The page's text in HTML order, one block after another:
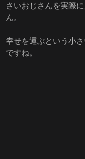
さいおじさんを実際
ん。
幸せを運ぶという小
ですね。